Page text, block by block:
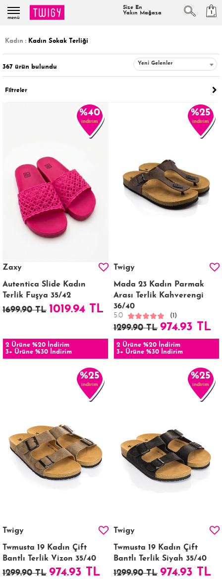
menü
Size En
Yakın Mağaza
1
kadin : Kadın Sokak Terliği
367 ürün bulundu
Yeni Gelenler
Filtreler
%40
indirim
Zaxy
Autentica Slide Kadın
Terlik Fuşya 35/42
1699.90 TL 1019.94 TL
2 Ürüne %20 İndirim
3+ Ürüne %30 İndirim
%25
indirim
Twigy
Mada 23 Kadın Parmak
Arası Terlik Kahverengi
36/40
5.0 (1)
1299.90 TL 974.93 TL
2 Ürüne %20 İndirim
3+ Ürüne %30 İndirim
%25
indirim
Twigy
Twmusta 19 Kadın Çift
Bantlı Terlik Vizon 35/40
1299.90 TL 974.93 TL
%25
indirim
Twigy
Twmusta 19 Kadın Çift
Bantlı Terlik Siyah 35/40
1299.90 TL 974.93 TL